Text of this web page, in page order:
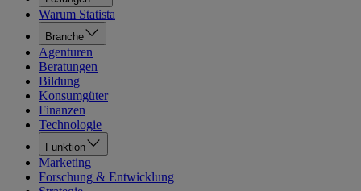
Warum Statista
Branche
Agenturen
Beratungen
Bildung
Konsumgüter
Finanzen
Technologie
Funktion
Marketing
Forschung & Entwicklung